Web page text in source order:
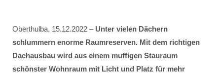
Oberthulba, 15.12.2022 – Unter vielen Dächern
schlummern enorme Raumreserven. Mit dem richtigen
Dachausbau wird aus einem muffigen Stauraum
schönster Wohnraum mit Licht und Platz für mehr